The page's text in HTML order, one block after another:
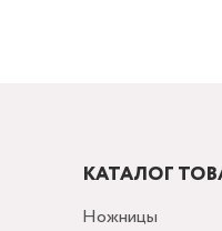
КАТАЛОГ
Ножницы